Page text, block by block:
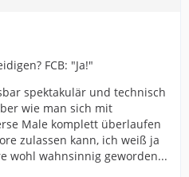
FCB: "Ja!"
spektakulär und technisch
wie man sich mit
Male komplett überlaufen
zulassen kann, ich weiß ja
wohl wahnsinnig geworden...